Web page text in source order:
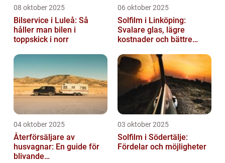
08 oktober 2025
Bilservice i Luleå: Så
håller man bilen i
toppskick i norr
06 oktober 2025
Solfilm i Linköping:
Svalare glas, lägre
kostnader och bättre
04 oktober 2025
Återförsäljare av
husvagnar: En guide för
blivande
03 oktober 2025
Solfilm i Södertälje:
Fördelar och möjligheter